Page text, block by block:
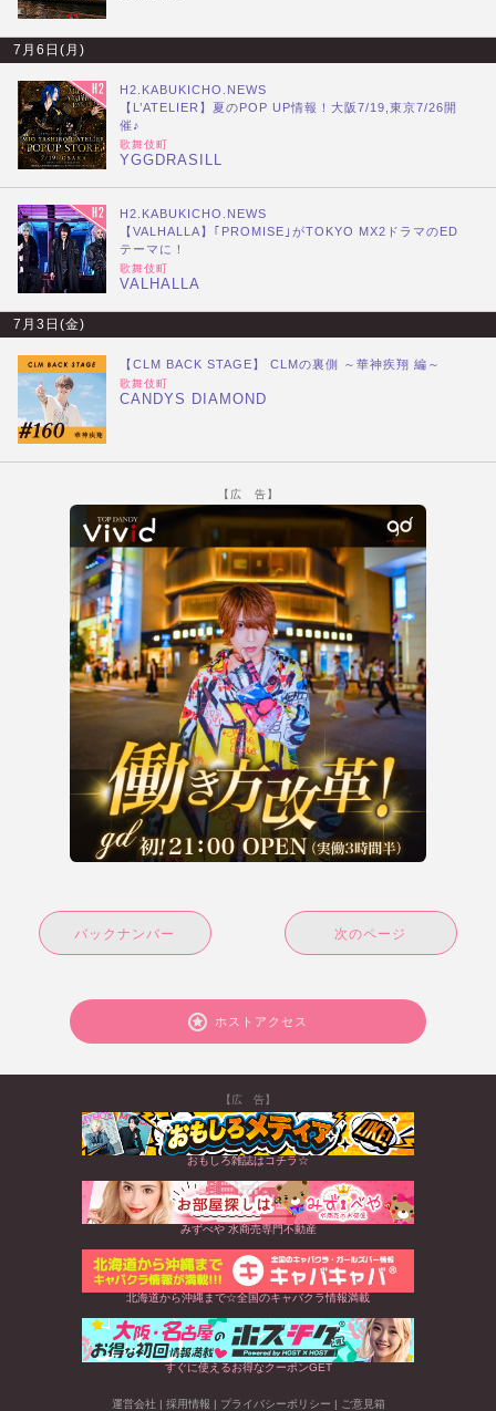
7月6日(月)
H2.KABUKICHO.NEWS
【L’ATELIER】夏のPOP UP情報！大阪7/19,東京7/26開
催♪
歌舞伎町
YGGDRASILL
H2.KABUKICHO.NEWS
【VALHALLA】｢PROMISE｣がTOKYO MX2ドラマのED
テーマに！
歌舞伎町
VALHALLA
7月3日(金)
【CLM BACK STAGE】 CLMの裏側 ～華神疾翔 編～
歌舞伎町
CANDYS DIAMOND
【広 告】
バックナンバー 次のページ
ホストアクセス
【広 告】
おもしろ雑誌はコチラ☆
みずべや 水商売専門不動産
北海道から沖縄まで☆全国のキャバクラ情報満載
すぐに使えるお得なクーポンGET
運営会社 | 採用情報 | プライバシーポリシー | ご意見箱